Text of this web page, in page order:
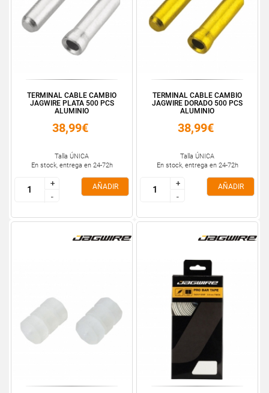
TERMINAL CABLE CAMBIO
JAGWIRE PLATA 500 PCS
ALUMINIO
38,99€
Talla ÚNICA
En stock, entrega en 24-72h
+
-
+
-
AÑADIR
TERMINAL CABLE CAMBIO
JAGWIRE DORADO 500 PCS
ALUMINIO
38,99€
Talla ÚNICA
En stock, entrega en 24-72h
+
-
+
-
AÑADIR